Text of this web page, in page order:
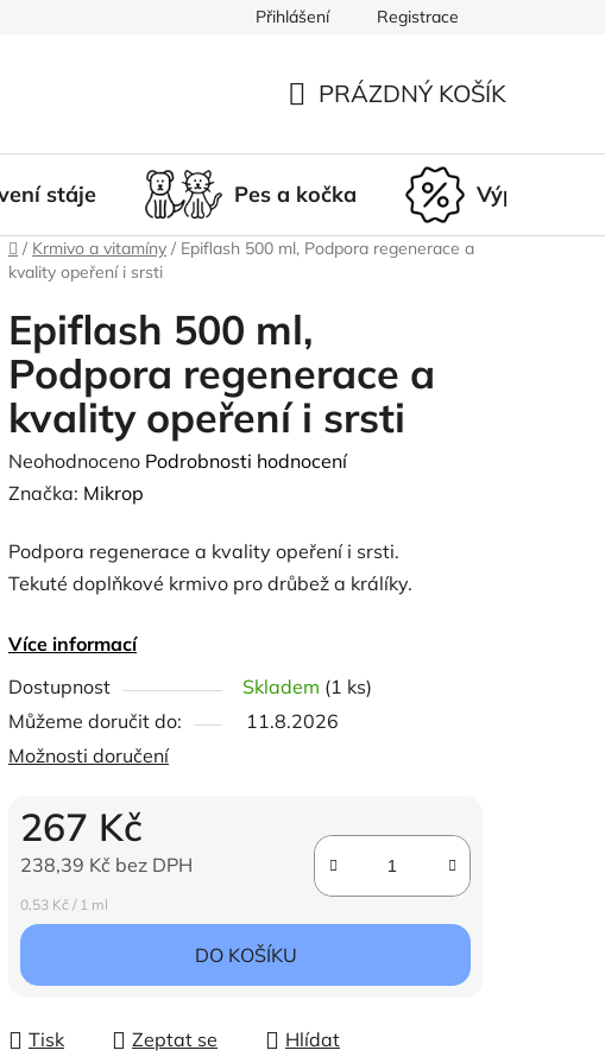
Doprava a platba Nepřevzetí zásilky
Přihlášení Registrace
KOŠÍK
PRÁZDNÝ KOŠÍK
stáje Pes a kočka Výprodej
Domů
/ Krmivo a vitamíny / Epiflash 500 ml, Podpora regenerace a
kvality opeření i srsti
Epiflash 500 ml,
Podpora regenerace a
kvality opeření i srsti
Průměrné
hodnocení
je
0,0
5
hvězdiček.
Neohodnoceno Podrobnosti hodnocení
Značka: Mikrop
Podpora regenerace a kvality opeření i srsti.
Tekuté doplňkové krmivo pro drůbež a králíky.
Více informací
Dostupnost
Skladem (1 ks)
Můžeme doručit do:
11.8.2026
Možnosti doručení
267 Kč
238,39 Kč bez DPH
Měrná cena:
0,53 Kč / 1 ml
DO KOŠÍKU
Tisk Zeptat se
Hlídat